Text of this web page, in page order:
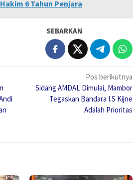
6 Tahun Penjara
SEBARKAN
Pos berikutnya
Sidang AMDAL Dimulai, Mambor
Tegaskan Bandara I.S Kijne
Adalah Prioritas